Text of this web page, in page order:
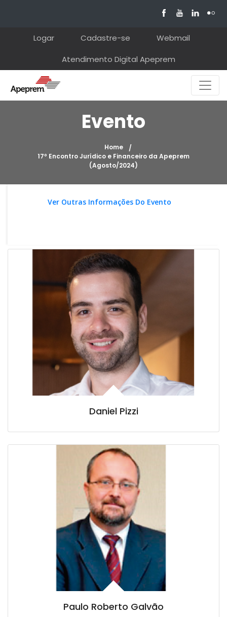
Logar Cadastre-se
Webmail
Atendimento Digital Apeprem
Evento
Home
17º Encontro Jurídico e Financeiro da Apeprem
(Agosto/2024)
Ver Outras Informações Do Evento
Daniel Pizzi
Paulo Roberto Galvão